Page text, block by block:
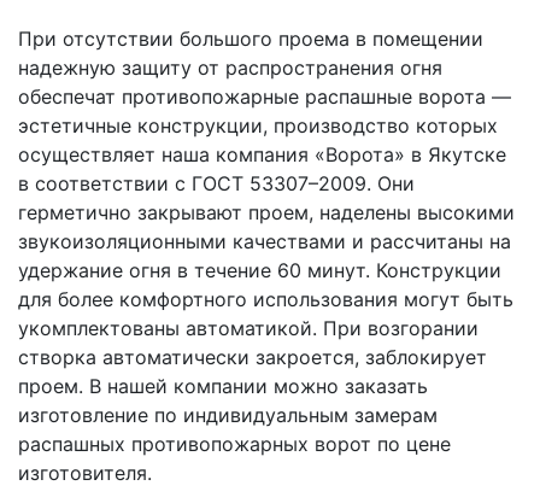
При отсутствии большого проема в помещении
надежную защиту от распространения огня
обеспечат противопожарные распашные ворота —
эстетичные конструкции, производство которых
осуществляет наша компания «Ворота» в Якутске
в соответствии с ГОСТ 53307–2009. Они
герметично закрывают проем, наделены высокими
звукоизоляционными качествами и рассчитаны на
удержание огня в течение 60 минут. Конструкции
для более комфортного использования могут быть
укомплектованы автоматикой. При возгорании
створка автоматически закроется, заблокирует
проем. В нашей компании можно заказать
изготовление по индивидуальным замерам
распашных противопожарных ворот по цене
изготовителя.